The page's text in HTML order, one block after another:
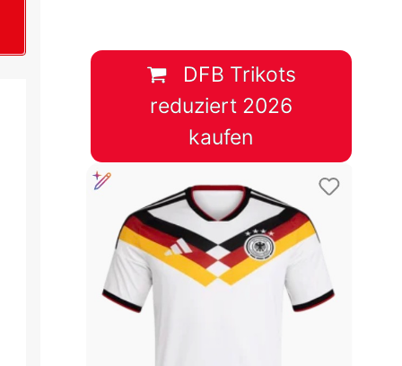
&
&
DFB Trikots
reduziert 2026
kaufen